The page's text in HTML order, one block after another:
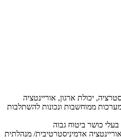
יכולת ארגון, אוריינטציה
ממוחשבות ונכונות להשתלבות
בעלי כושר ביטוח גבוה
אדמיניסטרטיבית/ מנהלתית